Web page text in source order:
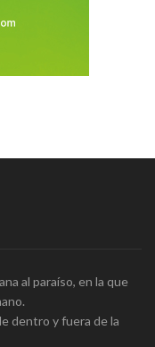
al paraíso, en la que
dentro y fuera de la